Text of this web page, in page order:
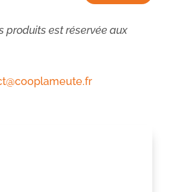
produits est réservée aux